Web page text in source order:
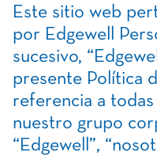
Este sitio web
por Edgewell
sucesivo,
presente Política
referencia a
nuestro grupo
“Edgewell”,